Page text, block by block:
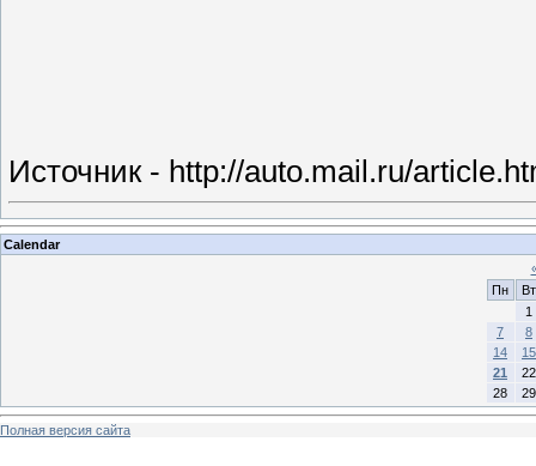
Источник - http://auto.mail.ru/
Calendar
Пн
Вт
1
7
8
14
15
21
22
28
29
Полная версия сайта